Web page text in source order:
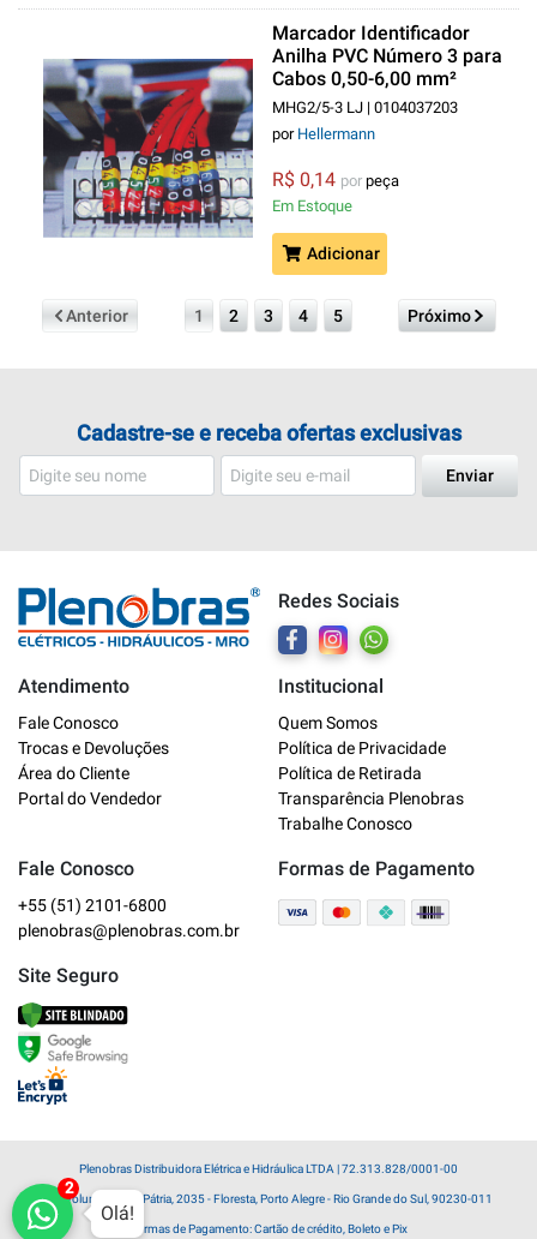
Marcador Identificador
Anilha PVC Número 3 para
Cabos 0,50-6,00 mm²
Laranja MHG2/5
MHG2/5-3 LJ | 0104037203
por Hellermann
R$ 0,14 por peça
Em Estoque
Adicionar
Anterior 1 2 3 4 5 Próximo
Cadastre-se e receba ofertas exclusivas
Enviar
Redes Sociais
Atendimento
Fale Conosco
Trocas e Devoluções
Área do Cliente
Portal do Vendedor
Institucional
Quem Somos
Política de Privacidade
Política de Retirada
Transparência Plenobras
Trabalhe Conosco
Fale Conosco
+55 (51) 2101-6800
plenobras@plenobras.com.br
Formas de Pagamento
Site Seguro
Plenobras Distribuidora Elétrica e Hidráulica LTDA | 72.313.828/0001-00
Av. Voluntários da Pátria, 2035 - Floresta, Porto Alegre - Rio Grande do Sul, 90230-011
Formas de Pagamento: Cartão de crédito, Boleto e Pix
Olá!
Online
Bem vindo a Plenobras! Aqui você
encontra toda a linha de materiais
O que você deseja?
Dúvidas técnicas sobre produtos